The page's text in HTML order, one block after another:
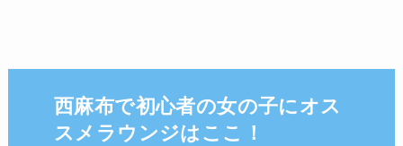
西麻布で初心者の女の子にオス
スメラウンジはここ！